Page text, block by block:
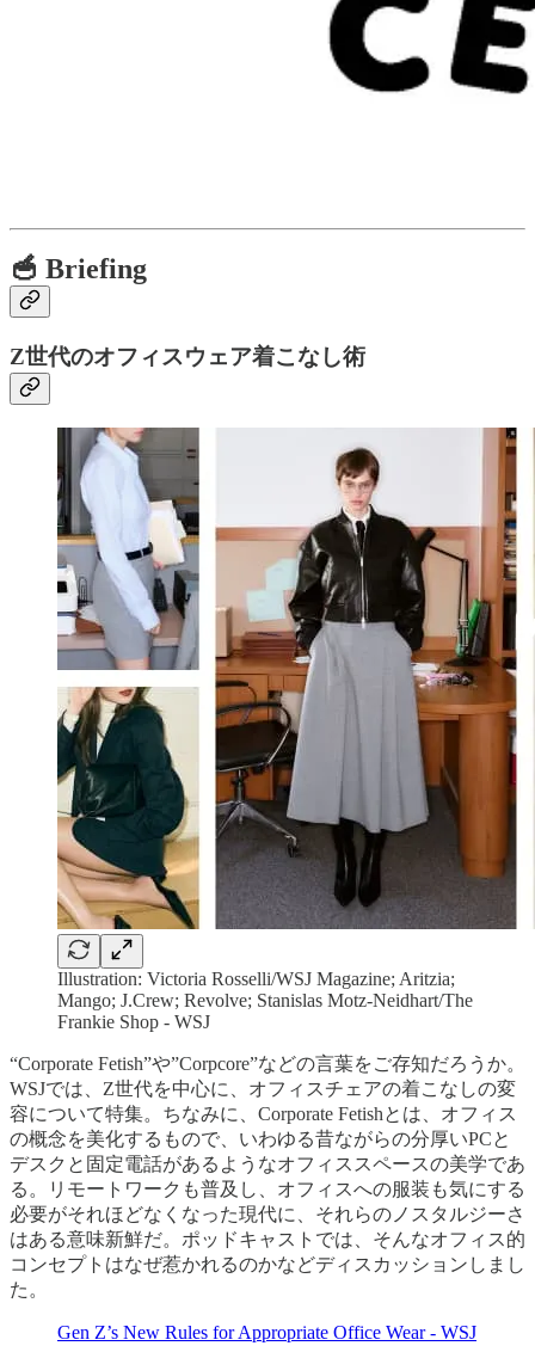
🥣 Briefing
Z世代のオフィスウェア着こなし術
Illustration: Victoria Rosselli/WSJ Magazine; Aritzia;
Mango; J.Crew; Revolve; Stanislas Motz-Neidhart/The
Frankie Shop - WSJ
“Corporate Fetish”や”Corpcore”などの言葉をご存知だろうか。
WSJでは、Z世代を中心に、オフィスチェアの着こなしの変
容について特集。ちなみに、Corporate Fetishとは、オフィス
の概念を美化するもので、いわゆる昔ながらの分厚いPCと
デスクと固定電話があるようなオフィススペースの美学であ
る。リモートワークも普及し、オフィスへの服装も気にする
必要がそれほどなくなった現代に、それらのノスタルジーさ
はある意味新鮮だ。ポッドキャストでは、そんなオフィス的
コンセプトはなぜ惹かれるのかなどディスカッションしまし
た。
Gen Z’s New Rules for Appropriate Office Wear - WSJ